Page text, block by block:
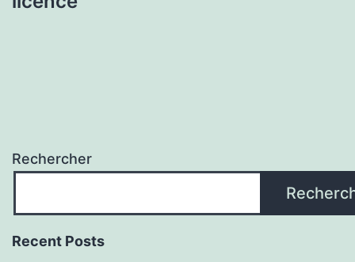
Rechercher
Recent Posts